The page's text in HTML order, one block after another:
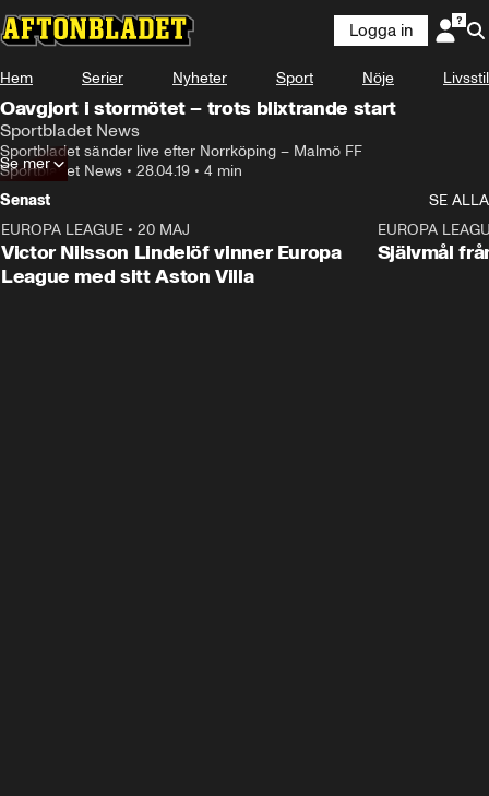
Logga in
Hem Serier Nyheter Sport Nöje Livsstil
Oavgjort i stormötet – trots blixtrande start
Sportbladet News
Sportbladet sänder live efter Norrköping – Malmö FF
Sportbladet News • 28.04.19 • 4 min
Se mer
Senast
SE ALLA
EUROPA LEAGUE • 20 MAJ
Victor Nilsson Lindelöf vinner Europa
League med sitt Aston Villa
EUROPA
Självmål